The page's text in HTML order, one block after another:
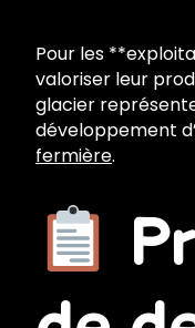
Pour les
valoriser leur
glacier
développement
fermière.